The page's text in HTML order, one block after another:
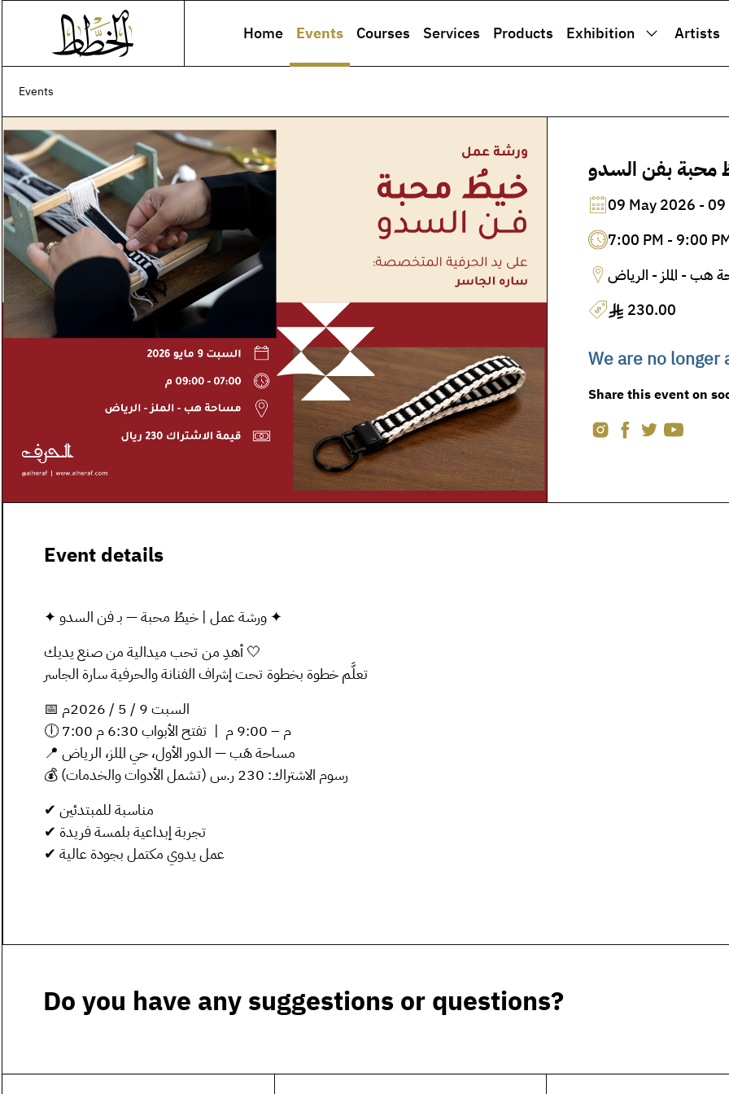
Home Events Courses Services Products Exhibition Artists
Events
محبة بفن السدو
09 May 2026 -
7:00 PM - 9:00
هب - الملز - الرياض
230.00
We are no longer
Share this event on
Event details
✦ ورشة عمل | خيطُ محبة — بـ فن السدو ✦
أهدِ من تحب ميدالية من صنع يديك 🤍
تعلَّم خطوة بخطوة تحت إشراف الفنانة والحرفية سارة الجاسر
📅 السبت 9 / 5 / 2026م
🕕 7:00 م – 9:00 م | تفتح الأبواب 6:30 م
📍 مساحة هَب — الدور الأول، حي الملز، الرياض
💰 رسوم الاشتراك: 230 ر.س (تشمل الأدوات والخدمات)
✔ مناسبة للمبتدئين
✔ تجربة إبداعية بلمسة فريدة
✔ عمل يدوي مكتمل بجودة عالية
Do you have any suggestions or questions?